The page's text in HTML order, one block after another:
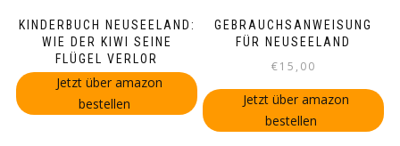
KINDERBUCH NEUSEELAND:
WIE DER KIWI SEINE
FLÜGEL VERLOR
Jetzt über amazon
bestellen
GEBRAUCHSANWEISUNG
FÜR NEUSEELAND
€15,00
Jetzt über amazon
bestellen